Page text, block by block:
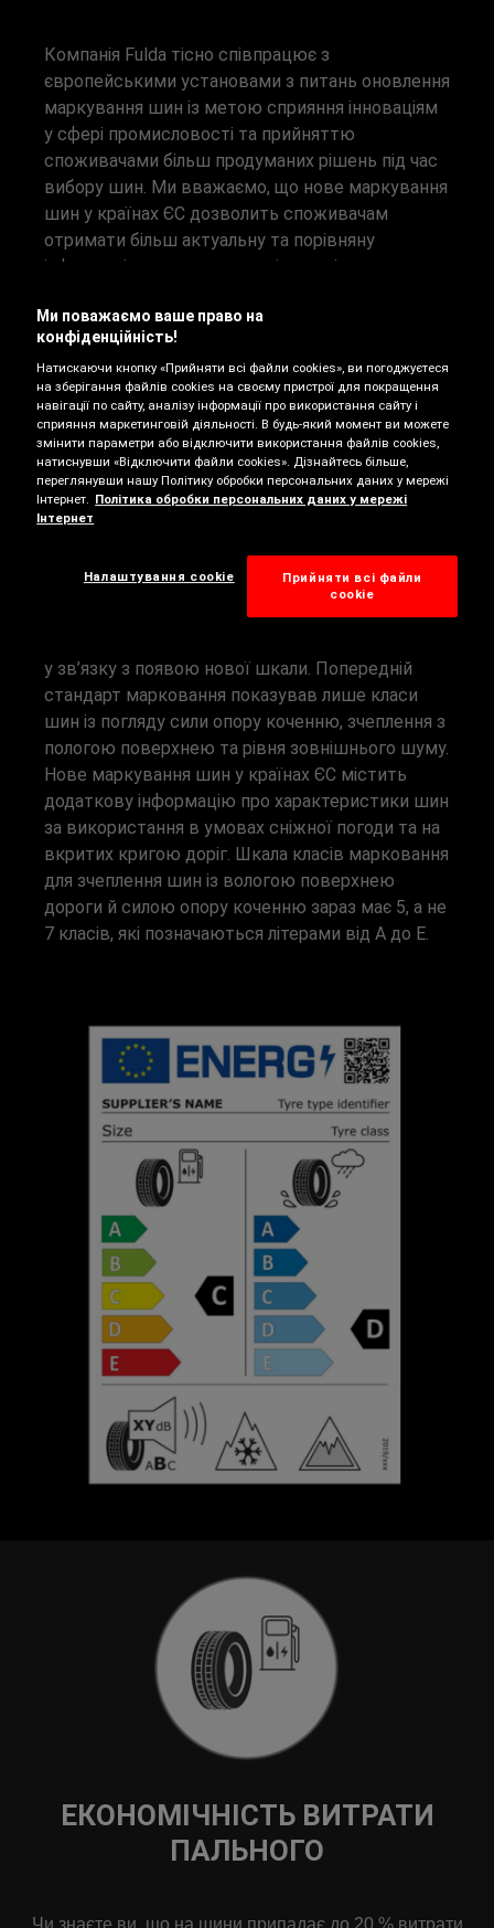
Компанія Fulda тісно співпрацює з
європейськими установами з питань оновлення
маркування шин із метою сприяння інноваціям
у сфері промисловості та прийняттю
споживачами більш продуманих рішень під час
вибору шин. Ми вважаємо, що нове маркування
шин у країнах ЄС дозволить споживачам
отримати більш актуальну та порівняну
інформацію щодо параметрів шин і дозволить
покупки нових шин. Нове маркування шин у
країнах ЄС також надає більш детальну
інформацію в режимі онлайн, що полегшує вибір
для споживачів та професіоналів. У розділах
нижче ми підготували для вас більш детальний
опис маркування шин.
МАРКОВАННЯ ШИН У
КРАЇНАХ ЄС: ОГЛЯД
Маркування шин у ЄС і класи ефективності шин
у зв’язку з появою нової шкали. Попередній
стандарт марковання показував лише класи
шин із погляду сили опору коченню, зчеплення з
пологою поверхнею та рівня зовнішнього шуму.
Нове маркування шин у країнах ЄС містить
додаткову інформацію про характеристики шин
за використання в умовах сніжної погоди та на
вкритих кригою доріг. Шкала класів марковання
для зчеплення шин із вологою поверхнею
дороги й силою опору коченню зараз має 5, а не
7 класів, які позначаються літерами від А до Е.
ЕКОНОМІЧНІСТЬ ВИТРАТИ
ПАЛЬНОГО
Ми поважаємо ваше право на
конфіденційність!
Натискаючи кнопку «Прийняти всі файли cookies», ви погоджуєтеся
на зберігання файлів cookies на своєму пристрої для покращення
навігації по сайту, аналізу інформації про використання сайту і
сприяння маркетинговій діяльності. В будь-який момент ви можете
змінити параметри або відключити використання файлів cookies,
натиснувши «Відключити файли cookies». Дізнайтесь більше,
переглянувши нашу Політику обробки персональних даних у мережі
Інтернет. Політика обробки персональних даних у мережі
Інтернет
Налаштування cookie
Прийняти всі файли
сookie